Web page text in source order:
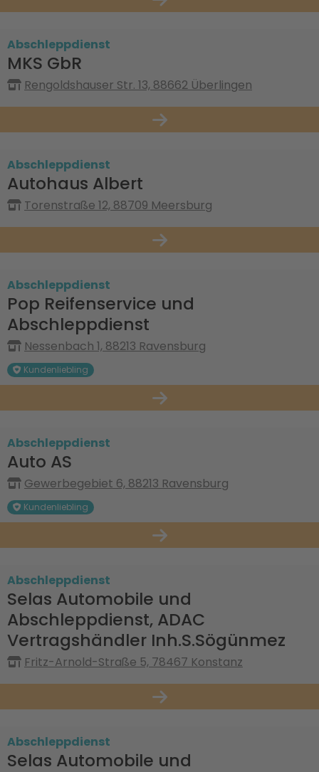
Abschleppdienst
MKS GbR
Rengoldshauser Str. 13, 88662 Überlingen
Abschleppdienst
Autohaus Albert
Torenstraße 12, 88709 Meersburg
Abschleppdienst
Pop Reifenservice und
Abschleppdienst
Nessenbach 1, 88213 Ravensburg
Kundenliebling
Abschleppdienst
Auto AS
Gewerbegebiet 6, 88213 Ravensburg
Kundenliebling
Abschleppdienst
Selas Automobile und
Abschleppdienst, ADAC
Vertragshändler Inh.S.Sögünmez
Fritz-Arnold-Straße 5, 78467 Konstanz
Abschleppdienst
Selas Automobile und